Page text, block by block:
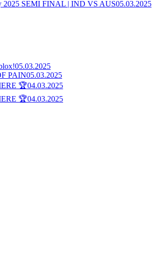
SEMI FINAL | IND VS AUS05.03.2025
05.03.2025
PAIN05.03.2025
🏆04.03.2025
🏆04.03.2025